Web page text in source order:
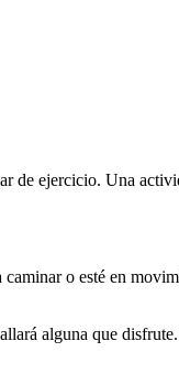
de ejercicio. Una
o esté en
alguna que